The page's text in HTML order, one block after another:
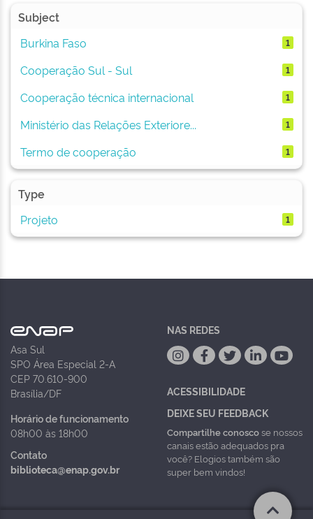
Subject
Burkina Faso
1
Cooperação Sul - Sul 1
Cooperação técnica internacional 1
Ministério das Relações Exteriore... 1
Termo de cooperação 1
Type
Projeto
1
Asa Sul
SPO Área Especial 2-A
CEP 70.610-900
Brasília/DF
Horário de funcionamento
08h00 às 18h00
Contato
biblioteca@enap.gov.br
NAS REDES
ACESSIBILIDADE
DEIXE SEU FEEDBACK
Compartilhe conoscose nossos
canais estão adequados pra
você? Elogios também são
super bem vindos!